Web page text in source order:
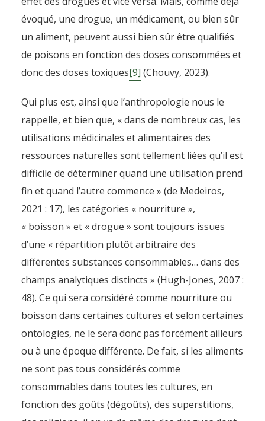
évoqué, une drogue, un médicament, ou bien sûr
un aliment, peuvent aussi bien sûr être qualifiés
de poisons en fonction des doses consommées et
donc des doses toxiques[9] (Chouvy, 2023).
Qui plus est, ainsi que l’anthropologie nous le
rappelle, et bien que, « dans de nombreux cas, les
utilisations médicinales et alimentaires des
ressources naturelles sont tellement liées qu’il est
difficile de déterminer quand une utilisation prend
fin et quand l’autre commence » (de Medeiros,
2021 : 17), les catégories « nourriture »,
« boisson » et « drogue » sont toujours issues
d’une « répartition plutôt arbitraire des
différentes substances consommables… dans des
champs analytiques distincts » (Hugh-Jones, 2007 :
48). Ce qui sera considéré comme nourriture ou
boisson dans certaines cultures et selon certaines
ontologies, ne le sera donc pas forcément ailleurs
ou à une époque différente. De fait, si les aliments
ne sont pas tous considérés comme
consommables dans toutes les cultures, en
fonction des goûts (dégoûts), des superstitions,